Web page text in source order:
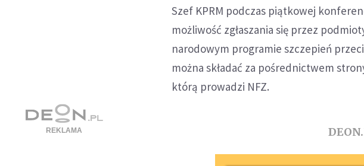
Szef KPRM podczas piątkowej
możliwość zgłaszania się przez
narodowym programie szczepień
można składać za pośrednictwem
którą prowadzi NFZ.